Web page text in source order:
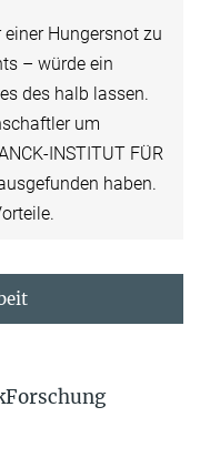
einer Hungersnot zu
– würde ein
des halb lassen.
um
INSTITUT FÜR
haben.